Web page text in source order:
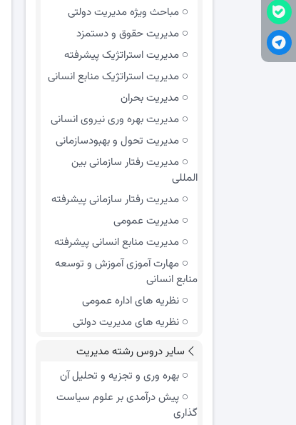
مباحث ویژه مدیریت دولتی
مديريت حقوق و دستمزد
مدیریت استراتژیک پیشرفته
مدیریت استراتژیک منابع انسانی
مدیریت بحران
مدیریت بهره وری نیروی انسانی
مدیریت تحول و بهبود‌سازمانی
مدیریت رفتار سازمانی بین
المللی
مدیریت رفتار سازمانی پیشرفته
مدیریت عمومی
مدیریت منابع انسانی پیشرفته
مهارت آموزی آموزش و توسعه
منابع انسانی
نظریه های اداره عمومی
نظریه های مدیریت دولتی
سایر دروس رشته مدیریت
بهره وری و تجزیه و تحلیل آن
پیش درآمدی بر علوم سیاست
گذاری